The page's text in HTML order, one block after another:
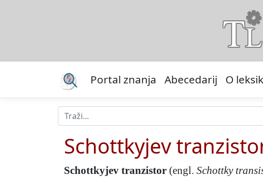
Portal znanja Abecedarij O
Schottkyjev
Schottkyjev tranzistor (engl. Schottky